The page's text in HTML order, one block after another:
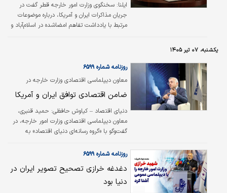
ایلنا: سخنگوی وزارت امور خارجه قطر گفت در
جریان مذاکرات ایران و آمریکا، درباره موضوعات
مرتبط با یادداشت تفاهم امضاشده در اسلام‌آباد و
یکشنبه، ۰۷ تیر ۱۴۰۵
معاون دیپلماسی اقتصادی وزارت خارجه در
گفت‌و‌گو با گروه رسانه‌ای «دنیای اقتصاد» ابعاد فنی
و اقتصادی «تفاهم» را تشریح کرد
روزنامه شماره ۶۵۹۹
ضامن اقتصادی توافق ایران و آمریکا
دنیای اقتصاد – کیاوش حافظی: حمید قنبری،
معاون دیپلماسی اقتصادی وزارت امور خارجه، در
گفت‌وگو با «گروه رسانه‌ای دنیای اقتصاد» به
اهمیت انتفاع اقتصادی ایران و آمریکا در توافق
همچنین توسعه مناسبات با ایالات متحده به
معنای کنار گذاشتن شرکای شرقی مانند چین و
روزنامه شماره ۶۵۹۹
دغدغه خرازی تصحیح تصویر ایران در
دنیا بود